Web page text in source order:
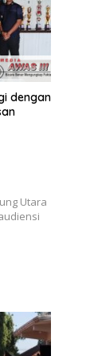
dengan
Utara